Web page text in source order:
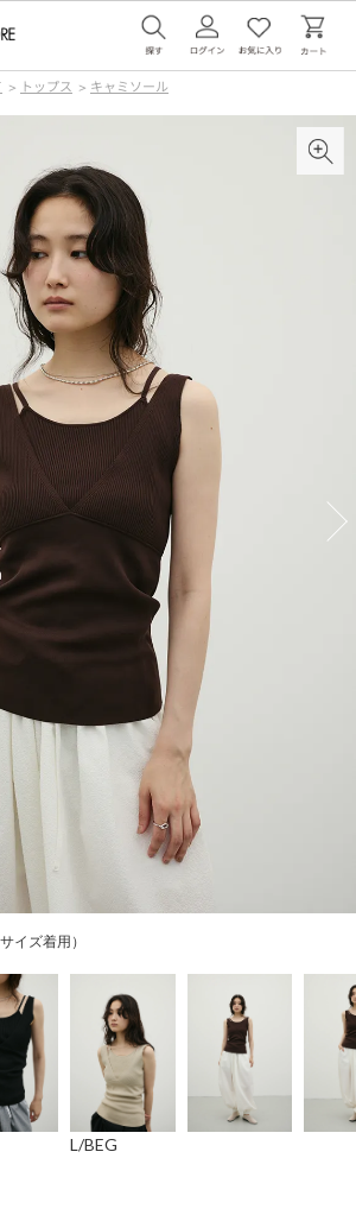
> トップス > キャミソール
イズ着用）
L/BEG